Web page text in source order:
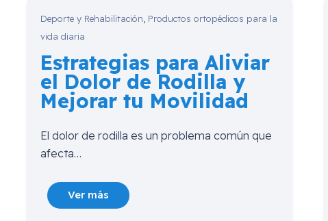
Deporte y Rehabilitación, Productos ortopédicos para la
vida diaria
Estrategias para Aliviar
el Dolor de Rodilla y
Mejorar tu Movilidad
El dolor de rodilla es un problema común que
afecta…
Ver más